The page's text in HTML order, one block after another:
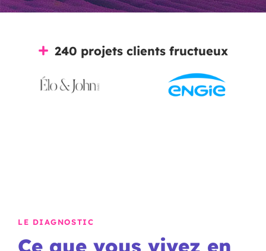
240 projets clients fructueux
LE DIAGNOSTIC
Ce que vous vivez en